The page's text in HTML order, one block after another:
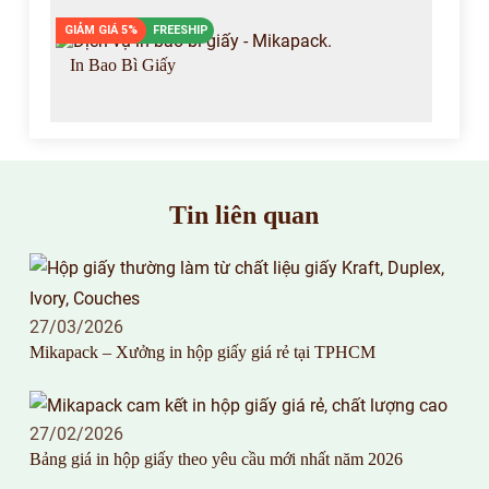
GIẢM GIÁ 5% FREESHIP
In Bao Bì Giấy
Tin liên quan
27/03/2026
Mikapack – Xưởng in hộp giấy giá rẻ tại TPHCM
27/02/2026
Bảng giá in hộp giấy theo yêu cầu mới nhất năm 2026